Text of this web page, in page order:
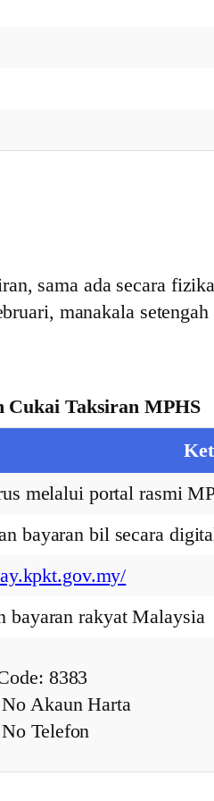
sama ada secara
manakala
Cukai Taksiran MPHS
melalui portal rasmi
bayaran bil secara
bayaran rakyat Malaysia
8383
Akaun Harta
Telefon